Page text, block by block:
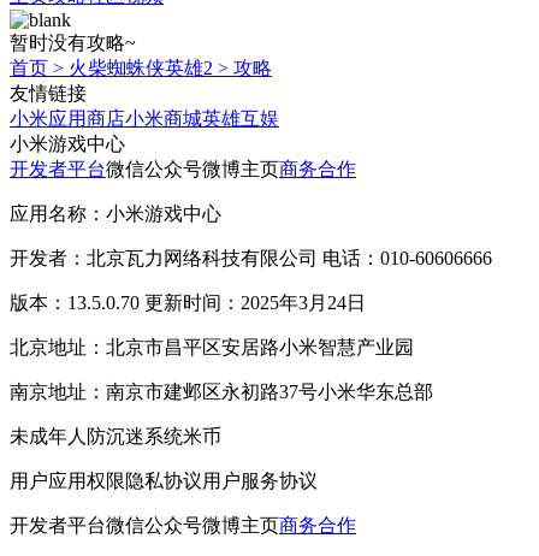
暂时没有攻略~
首页 > 火柴蜘蛛侠英雄2 > 攻略
友情链接
小米应用商店小米商城英雄互娱
小米游戏中心
开发者平台微信公众号微博主页商务合作
应用名称：小米游戏中心
开发者：北京瓦力网络科技有限公司 电话：010-60606666
版本：13.5.0.70 更新时间：2025年3月24日
北京地址：北京市昌平区安居路小米智慧产业园
南京地址：南京市建邺区永初路37号小米华东总部
未成年人防沉迷系统米币
用户应用权限隐私协议用户服务协议
开发者平台微信公众号微博主页商务合作